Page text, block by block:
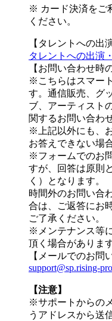
※ カード決済をご
ください。
【タレントへの出
タレントへの出演
【お問い合わせ時
※こちらはスマー
す。通信販売、グ
ブ、アーティスト
関するお問い合わ
※上記以外にも、
お答えできない場
※フォームでのお
すが、
回答は原則
く）
となります。
時間外のお問い合
合は、ご返答にお
ご了承ください。
※メンテナンス等
頂く場合があります
【メールでのお問
support@sp.rising-
【注意】
※サポートからの
うアドレスから送